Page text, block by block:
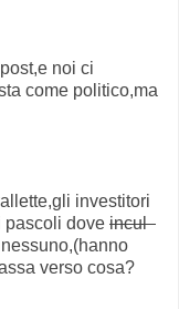
noi ci
come politico,ma
investitori
pascoli dove incul
verso cosa?